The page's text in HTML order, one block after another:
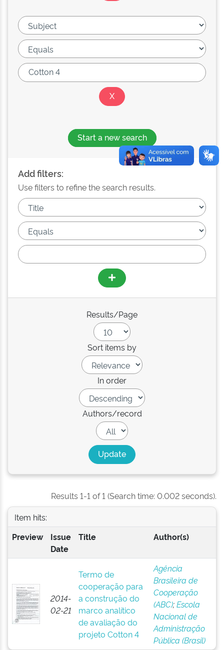
Start a new search
Add filters:
Use filters to refine the search results.
Results/Page
Sort items by
In order
Authors/record
Results 1-1 of 1 (Search time: 0.002 seconds).
Item hits:
Preview
Issue
Date
Title Author(s)
2014-
02-21
Termo de
cooperação para
a construção do
marco analítico
de avaliação do
projeto Cotton 4
Agência
Brasileira de
Cooperação
(ABC);Escola
Nacional de
Administração
Pública (Brasil)